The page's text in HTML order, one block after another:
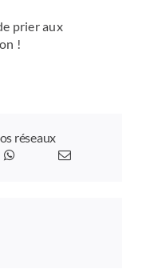
prier aux
!
réseaux